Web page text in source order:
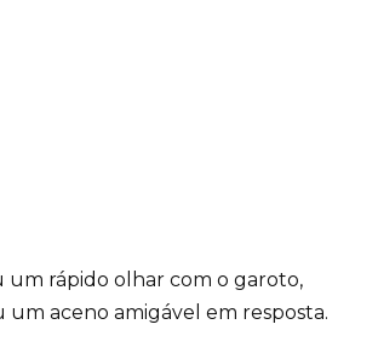
um rápido olhar com o garoto,
um aceno amigável em resposta.